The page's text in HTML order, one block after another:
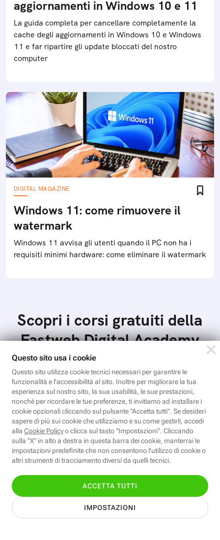
HOW-TO
Come aggiornare la cache degli
aggiornamenti in Windows 10 e 11
La guida completa per cancellare completamente la
cache degli aggiornamenti in Windows 10 e Windows
11 e far ripartire gli update bloccati del nostro
computer
Windows 11: come rimuovere il
watermark
Windows 11 avvisa gli utenti quando il PC non ha i
requisiti minimi hardware: come eliminare il watermark
Scopri i corsi gratuiti della
Fastweb Digital Academy